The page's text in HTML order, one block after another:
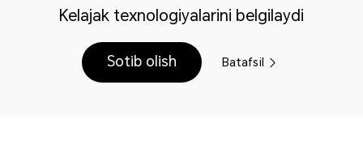
Kelajak texnologiyalarini belgilaydi
Sotib olish Batafsil